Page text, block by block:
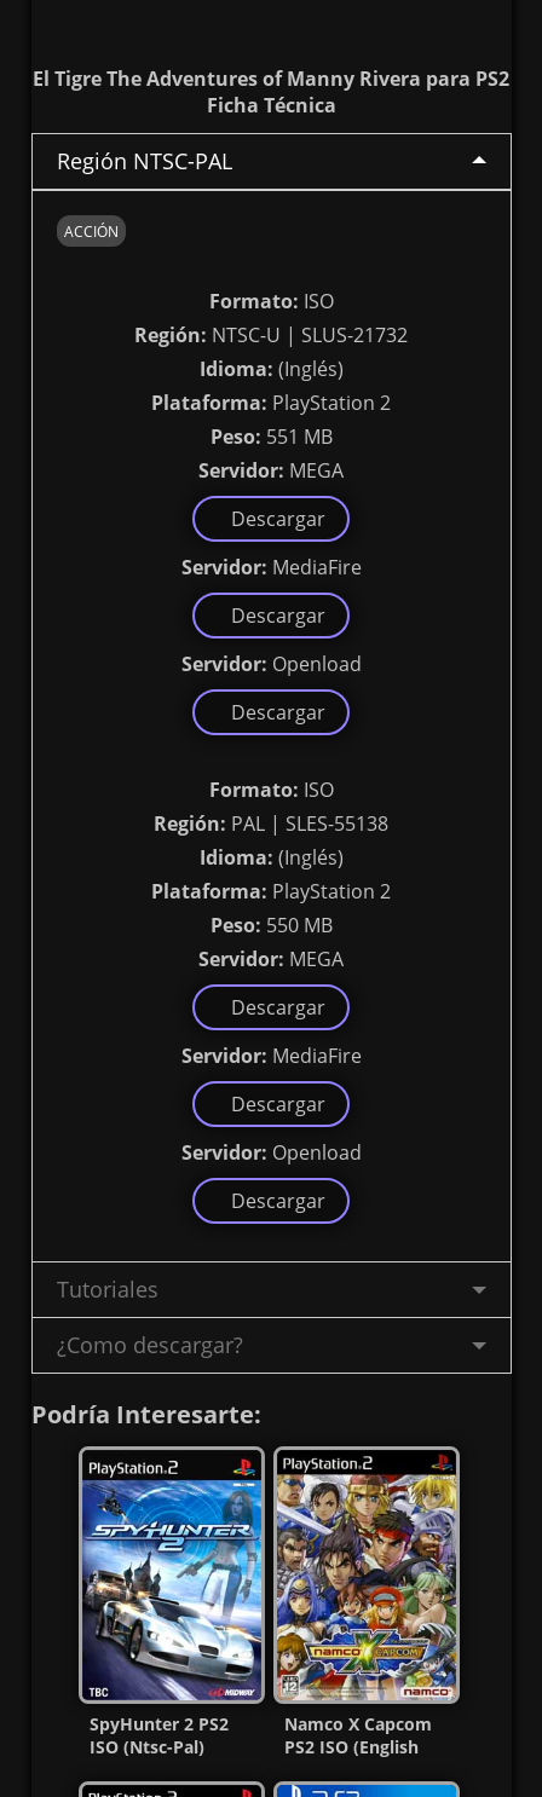
El Tigre The Adventures of Manny Rivera para PS2
Ficha Técnica
Región NTSC-PAL
ACCIÓN
Formato: ISO
Región: NTSC-U | SLUS-21732
Idioma: (Inglés)
Plataforma: PlayStation 2
Peso: 551 MB
Servidor: MEGA
Descargar
Servidor: MediaFire
Descargar
Servidor: Openload
Descargar
Formato: ISO
Región: PAL | SLES-55138
Idioma: (Inglés)
Plataforma: PlayStation 2
Peso: 550 MB
Servidor: MEGA
Descargar
Servidor: MediaFire
Descargar
Servidor: Openload
Descargar
Tutoriales
¿Como descargar?
Podría Interesarte:
SpyHunter 2 PS2
ISO (Ntsc-Pal)
Namco X Capcom
PS2 ISO (English